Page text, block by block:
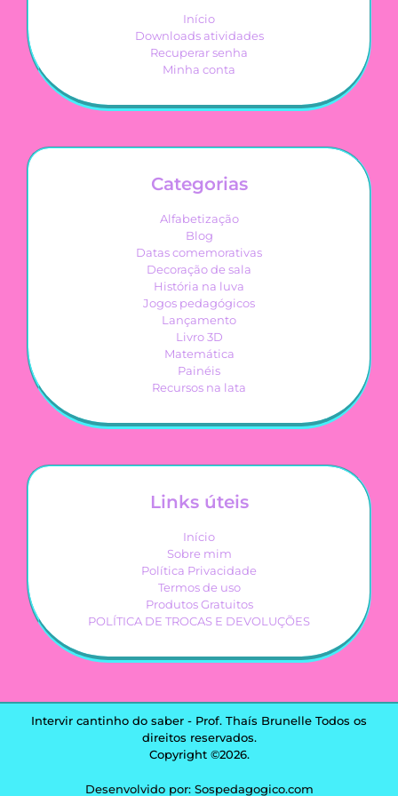
Início
Downloads atividades
Recuperar senha
Minha conta
Categorias
Alfabetização
Blog
Datas comemorativas
Decoração de sala
História na luva
Jogos pedagógicos
Lançamento
Livro 3D
Matemática
Painéis
Recursos na lata
Links úteis
Início
Sobre mim
Política Privacidade
Termos de uso
Produtos Gratuitos
POLÍTICA DE TROCAS E DEVOLUÇÕES
Intervir cantinho do saber - Prof. Thaís Brunelle Todos os
direitos reservados.
Copyright ©2026.
Desenvolvido por: Sospedagogico.com